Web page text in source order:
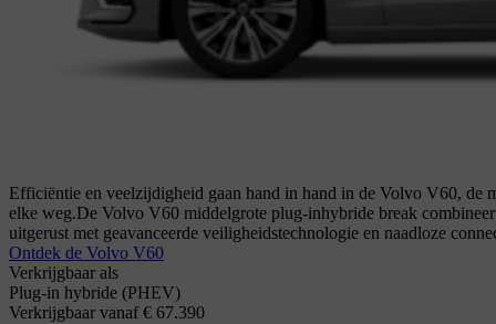
Efficiëntie en veelzijdigheid gaan hand in hand in de Volvo V60,
elke weg.De Volvo V60 middelgrote plug-inhybride break
uitgerust met geavanceerde veiligheidstechnologie en naadloze
Ontdek de Volvo V60
Verkrijgbaar als
Plug-in hybride (PHEV)
Verkrijgbaar vanaf € 67.390